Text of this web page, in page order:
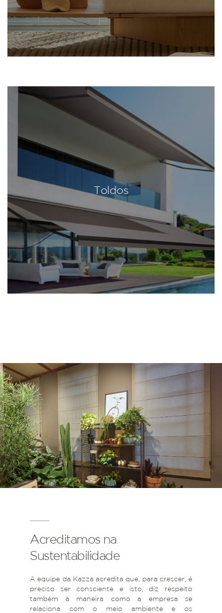
Toldos
Acreditamos na
Sustentabilidade
A equipe da Kazza acredita que, para crescer, é
preciso ser consciente e isto, diz respeito
também à maneira como a empresa se
relaciona com o meio ambiente e os